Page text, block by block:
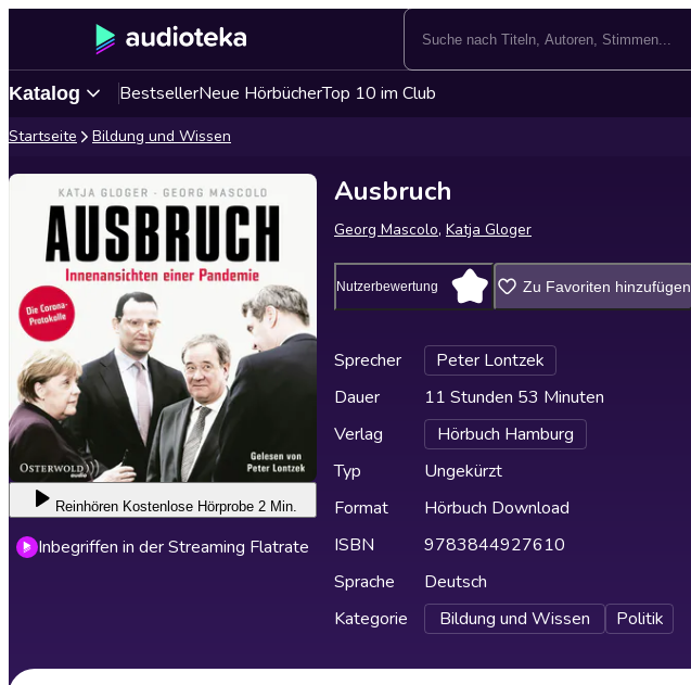
Katalog BestsellerNeue HörbücherTop 10 im Club
Startseite Bildung und Wissen
Reinhören Kostenlose Hörprobe 2 Min.
Inbegriffen in der Streaming Flatrate
Ausbruch
Georg Mascolo, Katja Gloger
Nutzerbewertung Zu Favoriten hinzufügen
Sprecher
Peter Lontzek
Dauer
11 Stunden 53 Minuten
Verlag
Hörbuch Hamburg
Typ
Ungekürzt
Format
Hörbuch Download
ISBN
9783844927610
Sprache
Deutsch
Kategorie
Bildung und Wissen Politik